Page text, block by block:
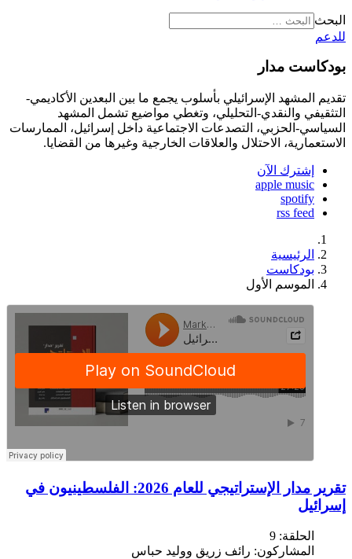
البحث
للدعم
بودكاست مدار
تقديم المشهد الإسرائيلي بأسلوب يجمع ما بين البعدين الأكاديمي-
التثقيفي والنقدي-التحليلي، وتغطي مواضيع تشمل المشهد
السياسي-الحزبي، التصدعات الاجتماعية داخل إسرائيل، الممارسات
الاستعمارية، الاحتلال والعلاقات الخارجية وغيرها من القضايا.
إشترك الآن
apple music
spotify
rss feed
الرئيسية
بودكاست
الموسم الأول
تقرير مدار الإستراتيجي للعام 2026: الفلسطينيون في
إسرائيل
الحلقة: 9
المشاركون: رائف زريق ووليد حباس